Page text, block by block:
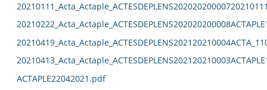
ACTAPLE22042021.pdf